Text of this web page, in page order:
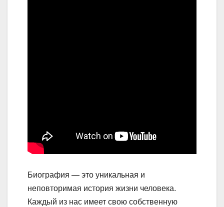
Биография — это уникальная и
неповторимая история жизни человека.
Каждый из нас имеет свою собственную